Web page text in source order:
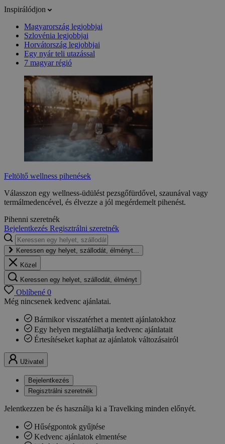
Inspirálódjon
Magyarország legjobbjai
Szlovénia legjobbjai
Horvátország legjobbjai
Egy nyár teli utazással
7 magyar régió
Feltöltő wellness pihenések
Válasszon egy wellness-üdülést pezsgőfürdővel, szaunával vagy
termálmedencével, és élvezze a jól megérdemelt pihenést.
Pihenni szeretnék
Bejelentkezés Regisztrálni szeretnék
Keressen egy helyet, szállodát, élményt...
Közel
Keressen egy helyet, szállodát, élményt
Oblíbené 0
Még nincsenek kedvenc ajánlatai.
Bármikor visszatérhet a mentett ajánlatokhoz
Egy helyen megtalálhatja kedvenc ajánlatait
Értesítéseket kaphat az ajánlatok változásairól
Uživatel
Bejelentkezés
Regisztrálni szeretnék
Jelentkezzen be és használja ki a Travelking minden előnyét.
Hűségpontok gyűjtése
Kedvenc ajánlatok elmentése